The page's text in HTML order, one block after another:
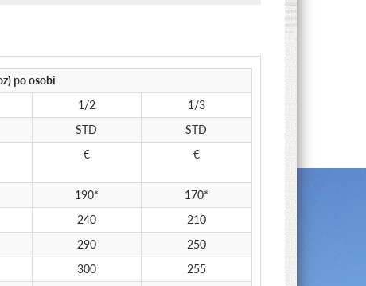
po osobi
1/2
1/3
STD
STD
€ €
190*
170*
240
210
290
250
300
255